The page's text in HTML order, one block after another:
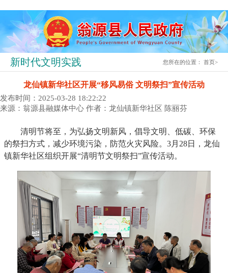
新时代文明实践 您所在的位置：首页>
龙仙镇新华社区开展“移风易俗 文明祭扫”宣传活动
发布时间：2025-03-28 18:22:22
来源：翁源县融媒体中心 作者：龙仙镇新华社区 陈丽芬
清明节将至，为弘扬文明新风，倡导文明、低碳、环保
的祭扫方式，减少环境污染，防范火灾风险。3月28日，龙仙
镇新华社区组织开展“清明节文明祭扫”宣传活动。